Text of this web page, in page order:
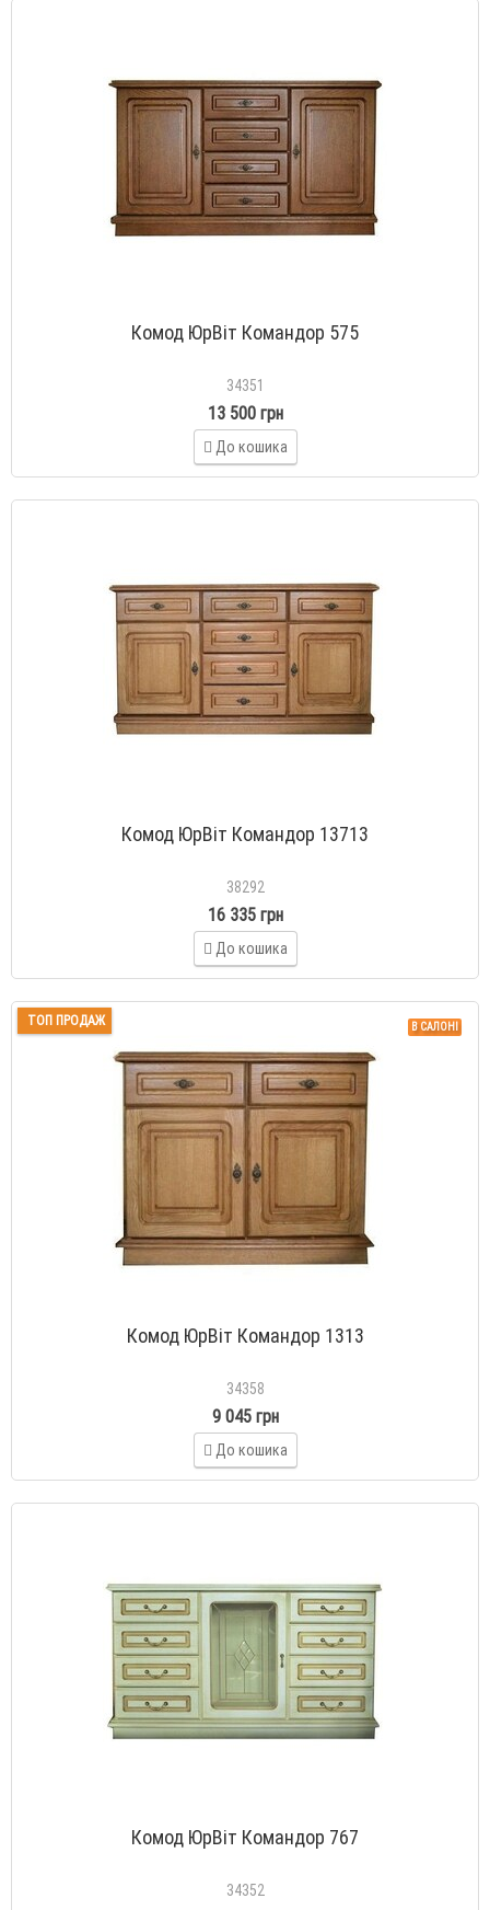
Комод ЮрВіт Командор 575
34351
13 500 грн
До кошика
Комод ЮрВіт Командор 13713
38292
16 335 грн
До кошика
ТОП ПРОДАЖ В САЛОНІ
Комод ЮрВіт Командор 1313
34358
9 045 грн
До кошика
Комод ЮрВiт Командор 767
34352